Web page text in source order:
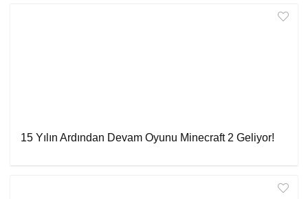
15 Yılın Ardından Devam Oyunu Minecraft 2 Geliyor!